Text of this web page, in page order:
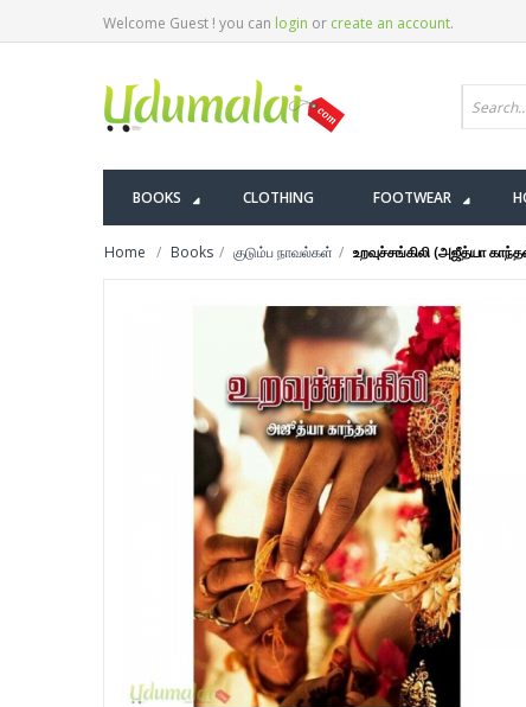
Welcome Guest ! you can login or create an account.
BOOKS CLOTHING FOOTWEAR
Home Books குடும்ப நாவல்கள் உறவுச்சங்கிலி (அஜீத்யா